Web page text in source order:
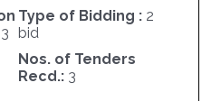
Type of Bidding : 2
bid
Nos. of Tenders
Recd.: 3